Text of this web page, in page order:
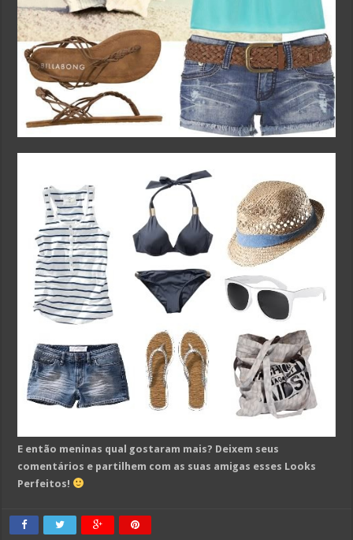
E então meninas qual gostaram mais? Deixem seus
comentários e partilhem com as suas amigas esses Looks
Perfeitos!